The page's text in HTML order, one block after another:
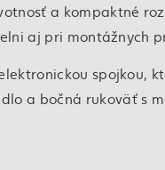
a kompaktné
aj pri montážnych
spojkou,
a bočná rukoväť s